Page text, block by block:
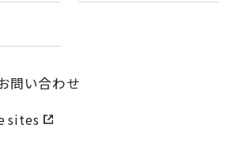
問い合わせ
sites